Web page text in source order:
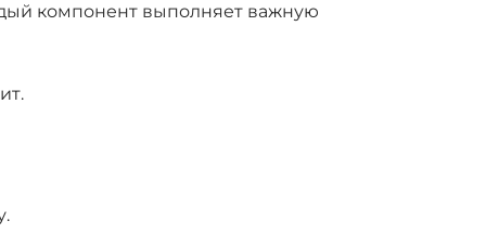
компонент выполняет важную